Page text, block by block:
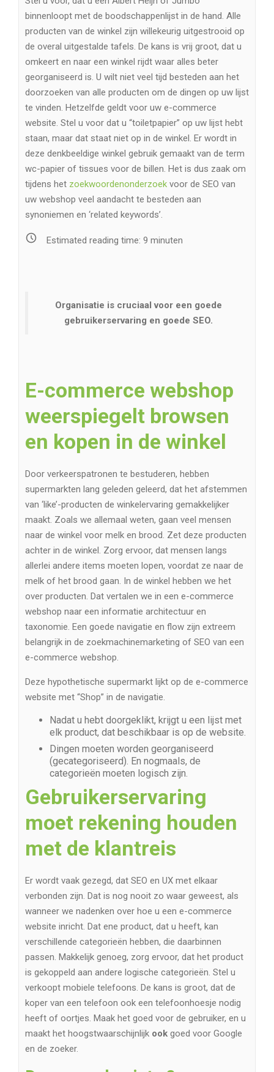
binnenloopt met de boodschappenlijst in de hand. Alle
producten van de winkel zijn willekeurig uitgestrooid op
de overal uitgestalde tafels. De kans is vrij groot, dat u
omkeert en naar een winkel rijdt waar alles beter
georganiseerd is. U wilt niet veel tijd besteden aan het
doorzoeken van alle producten om de dingen op uw lijst
te vinden. Hetzelfde geldt voor uw e-commerce
website. Stel u voor dat u “toiletpapier” op uw lijst hebt
staan, maar dat staat niet op in de winkel. Er wordt in
deze denkbeeldige winkel gebruik gemaakt van de term
wc-papier of tissues voor de billen. Het is dus zaak om
tijdens het zoekwoordenonderzoek voor de SEO van
uw webshop veel aandacht te besteden aan
synoniemen en ‘related keywords’.
Estimated reading time: 9 minuten
Organisatie is cruciaal voor een goede
gebruikerservaring en goede SEO.
E-commerce webshop
weerspiegelt browsen
en kopen in de winkel
Door verkeerspatronen te bestuderen, hebben
supermarkten lang geleden geleerd, dat het afstemmen
van ‘like’-producten de winkelervaring gemakkelijker
maakt. Zoals we allemaal weten, gaan veel mensen
naar de winkel voor melk en brood. Zet deze producten
achter in de winkel. Zorg ervoor, dat mensen langs
allerlei andere items moeten lopen, voordat ze naar de
melk of het brood gaan. In de winkel hebben we het
over producten. Dat vertalen we in een e-commerce
webshop naar een informatie architectuur en
taxonomie. Een goede navigatie en flow zijn extreem
belangrijk in de zoekmachinemarketing of SEO van een
e-commerce webshop.
Deze hypothetische supermarkt lijkt op de e-commerce
website met “Shop” in de navigatie.
Nadat u hebt doorgeklikt, krijgt u een lijst met
elk product, dat beschikbaar is op de website.
Dingen moeten worden georganiseerd
(gecategoriseerd). En nogmaals, de
categorieën moeten logisch zijn.
Gebruikerservaring
moet rekening houden
met de klantreis
Er wordt vaak gezegd, dat SEO en UX met elkaar
verbonden zijn. Dat is nog nooit zo waar geweest, als
wanneer we nadenken over hoe u een e-commerce
website inricht. Dat ene product, dat u heeft, kan
verschillende categorieën hebben, die daarbinnen
passen. Makkelijk genoeg, zorg ervoor, dat het product
is gekoppeld aan andere logische categorieën. Stel u
verkoopt mobiele telefoons. De kans is groot, dat de
koper van een telefoon ook een telefoonhoesje nodig
heeft of oortjes. Maak het goed voor de gebruiker, en u
maakt het hoogstwaarschijnlijk ook goed voor Google
en de zoeker.